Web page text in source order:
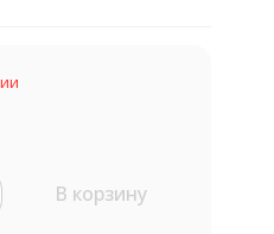
В корзину